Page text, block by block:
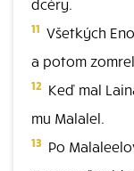
dcéry.
11 Všetkých
a potom
12 Keď mal
mu Malalel.
13 Po